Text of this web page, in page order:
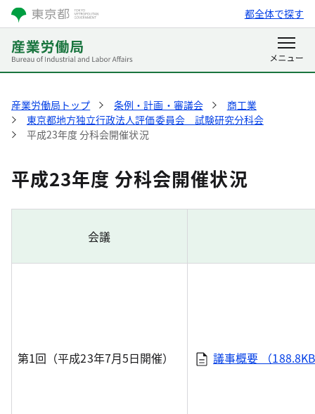
都全体で探す
産業労働局トップ 条例・計画・審議会
商工業
東京都地方独立行政法人評価委員会 試験研究分科会
平成23年度 分科会開催状況
平成23年度 分科会開催状況
会議
第1回（平成23年7月5日開催） 議事概要 （